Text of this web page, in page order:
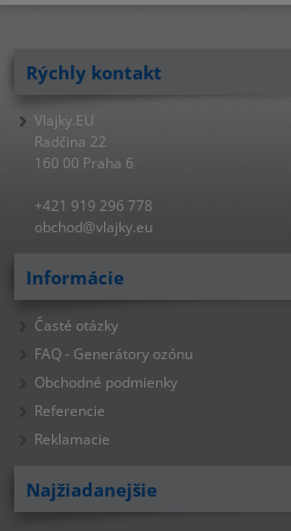
Rýchly kontakt
Vlajky.EU
Radčina 22
160 00 Praha 6
+421 919 296 778
obchod@vlajky.eu
Informácie
Časté otázky
FAQ - Generátory ozónu
Obchodné podmienky
Referencie
Reklamacie
Najžiadanejšie